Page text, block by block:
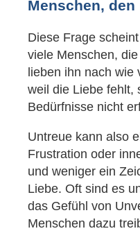
Menschen,
Diese Frage
viele Menschen,
lieben ihn nach wie
weil die Liebe fehlt,
Bedürfnisse nicht
Untreue kann also
Frustration oder
und weniger ein
Liebe. Oft sind es
das Gefühl von
Menschen dazu